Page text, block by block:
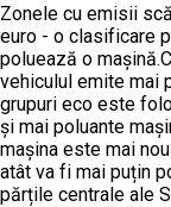
Zonele cu emisii
euro - o clasificare
poluează o
vehiculul emite mai
grupuri eco este
și mai poluante
mașina este mai
atât va fi mai puțin
părțile centrale ale